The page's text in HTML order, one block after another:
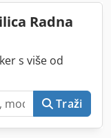
Radna
s više od
Traži